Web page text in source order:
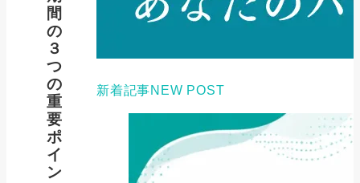
間
の
３
つ
の
重
要
ポ
イ
ン
新着記事NEW POST